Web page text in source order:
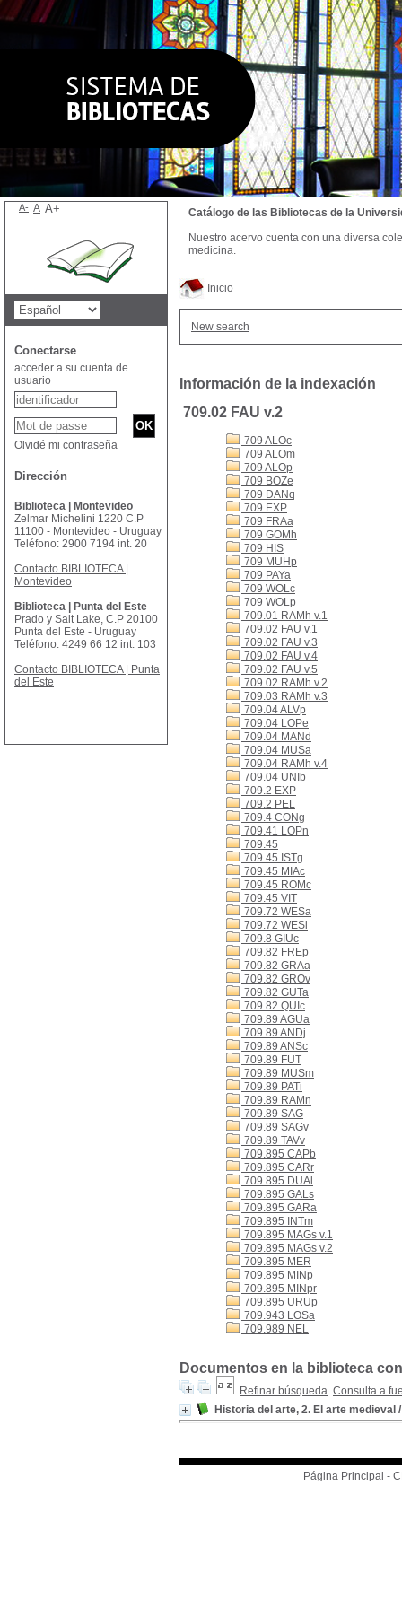
Inicio
New search
Información de la indexación
709.02 FAU v.2
709 ALOc
709 ALOm
709 ALOp
709 BOZe
709 DANq
709 EXP
709 FRAa
709 GOMh
709 HIS
709 MUHp
709 PAYa
709 WOLc
709 WOLp
709.01 RAMh v.1
709.02 FAU v.1
709.02 FAU v.3
709.02 FAU v.4
709.02 FAU v.5
709.02 RAMh v.2
709.03 RAMh v.3
709.04 ALVp
709.04 LOPe
709.04 MANd
709.04 MUSa
709.04 RAMh v.4
709.04 UNIb
709.2 EXP
709.2 PEL
709.4 CONg
709.41 LOPn
709.45
709.45 ISTg
709.45 MIAc
709.45 ROMc
709.45 VIT
709.72 WESa
709.72 WESi
709.8 GIUc
709.82 FREp
709.82 GRAa
709.82 GROv
709.82 GUTa
709.82 QUIc
709.89 AGUa
709.89 ANDj
709.89 ANSc
709.89 FUT
709.89 MUSm
709.89 PATi
709.89 RAMn
709.89 SAG
709.89 SAGv
709.89 TAVv
709.895 CAPb
709.895 CARr
709.895 DUAl
709.895 GALs
709.895 GARa
709.895 INTm
709.895 MAGs v.1
709.895 MAGs v.2
709.895 MER
709.895 MINp
709.895 MINpr
709.895 URUp
709.943 LOSa
709.989 NEL
Documentos en la biblioteca
Refinar búsqueda Consulta a
Historia del arte, 2. El arte medieval
Página Principal -
Catálogo de las Bibliotecas de la
Nuestro acervo cuenta con una diversa
medicina.
A- A A+
Conectarse
acceder a su cuenta de
usuario
Olvidé mi contraseña
Dirección
Biblioteca | Montevideo
Zelmar Michelini 1220 C.P
11100 - Montevideo - Uruguay
Teléfono: 2900 7194 int. 20
Contacto BIBLIOTECA |
Montevideo
Biblioteca | Punta del Este
Prado y Salt Lake, C.P 20100
Punta del Este - Uruguay
Teléfono: 4249 66 12 int. 103
Contacto BIBLIOTECA | Punta
del Este